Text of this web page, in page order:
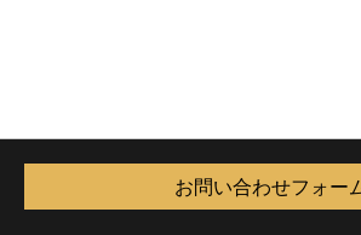
お問い合わせフォー